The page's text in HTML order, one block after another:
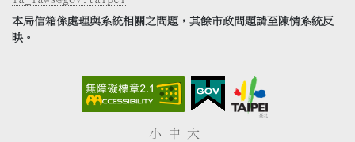
本局信箱係處理與系統相關之問題，其餘市政問題請至陳情系統反
映。
小 中 大